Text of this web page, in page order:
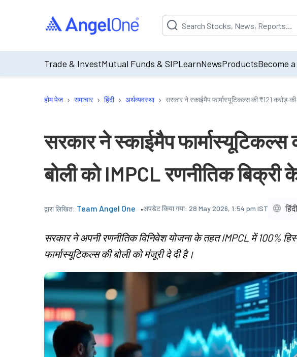
Suggestion will be populated by
Trade & InvestMutual Funds & SIPLearnNewsProductsBecome
होम पेज › समाचार › हिंदी › अर्थव्यवस्था › सरकार ने स्काईमैप फार्मास्यूटिकल्स की ₹121 करोड़
सरकार ने स्काईमैप फार्मास्यूटिकल्स
बोली को IMPCL रणनीतिक बिक्री
द्वारा लिखित: Team Angel One अपडेट किया गया: 28 May 2026, 1:54 pm IST हिंदी
सरकार ने अपनी रणनीतिक विनिवेश योजना के तहत IMPCL में 100%
फार्मास्यूटिकल्स की बोली को मंजूरी दे दी है।